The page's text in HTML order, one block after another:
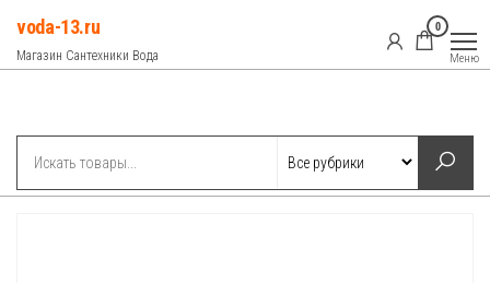
Перейти
содержимому
voda-13.ru
Магазин Сантехники Вода
0
Меню